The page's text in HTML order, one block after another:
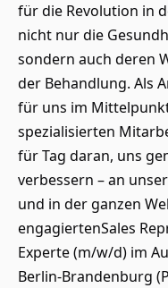
für die Revolution in
nicht nur die
sondern auch deren
der Behandlung. Als
für uns im
spezialisierten
für Tag daran, uns
verbessern – an
und in der ganzen
engagiertenSales
Experte (m/w/d) im
Berlin-Brandenburg